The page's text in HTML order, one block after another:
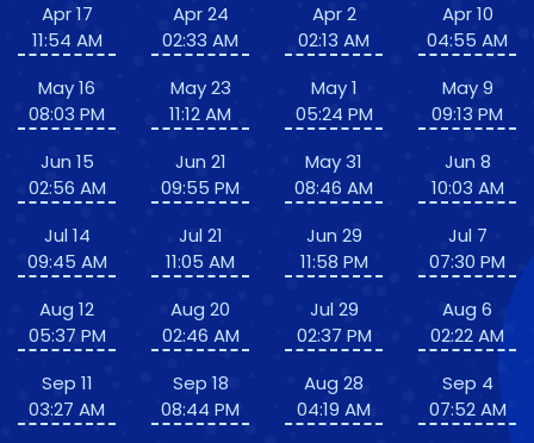
Apr 17
11:54 AM
May 16
08:03 PM
Jun 15
02:56 AM
Jul 14
09:45 AM
Aug 12
05:37 PM
Sep 11
03:27 AM
Apr 24
02:33 AM
May 23
11:12 AM
Jun 21
09:55 PM
Jul 21
11:05 AM
Aug 20
02:46 AM
Sep 18
08:44 PM
Apr 2
02:13 AM
May 1
05:24 PM
May 31
08:46 AM
Jun 29
11:58 PM
Jul 29
02:37 PM
Aug 28
04:19 AM
Apr 10
04:55 AM
May 9
09:13 PM
Jun 8
10:03 AM
Jul 7
07:30 PM
Aug 6
02:22 AM
Sep 4
07:52 AM